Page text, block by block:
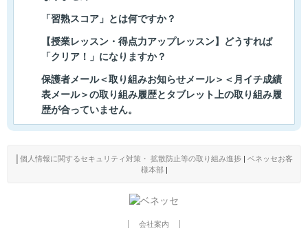
「習熟スコア」とは何ですか？
【授業レッスン・得点力アップレッスン】どうすれば
「クリア！」になりますか？
保護者メール＜取り組みお知らせメール＞＜月イチ成績
表メール＞の取り組み履歴とタブレット上の取り組み履
歴が合っていません。
個人情報に関するセキュリティ対策・ 拡散防止等の取り組み進捗
ベネッセお客
様本部|
会社案内